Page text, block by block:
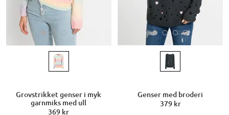
Grovstrikket genser i myk
garnmiks med ull
369 kr
Genser med broderi
379 kr